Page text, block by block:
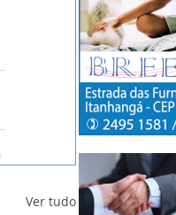
Ver tudo